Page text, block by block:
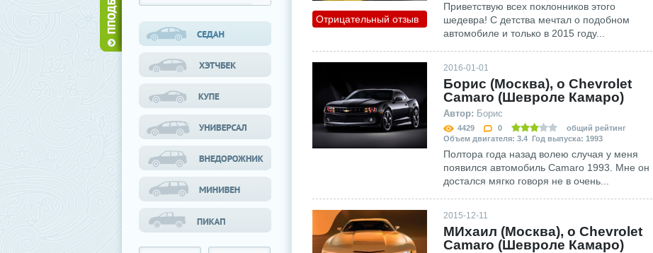
Отрицательный отзыв
Приветствую всех поклонников этого
шедевра! С детства мечтал о подобном
автомобиле и только в 2015 году...
2016-01-01
Борис (Москва), о Сhevrolet
Сamaro (Шевроле Камаро)
Автор: Борис
4429 0
общий рейтинг
Объем двигателя: 3.4 Год выпуска: 1993
Полтора года назад волею случая у меня
появился автомобиль Camaro 1993. Мне он
достался мягко говоря не в очень...
2015-12-11
МИхаил (Москва), о Сhevrolet
Сamaro (Шевроле Камаро)